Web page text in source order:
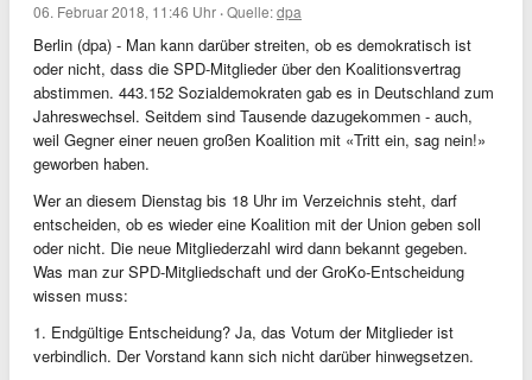
06. Februar 2018, 11:46 Uhr ·Quelle:dpa
Berlin (dpa) - Man kann darüber streiten, ob es demokratisch ist
oder nicht, dass die SPD-Mitglieder über den Koalitionsvertrag
abstimmen. 443.152 Sozialdemokraten gab es in Deutschland zum
Jahreswechsel. Seitdem sind Tausende dazugekommen - auch,
weil Gegner einer neuen großen Koalition mit «Tritt ein, sag nein!»
geworben haben.
Wer an diesem Dienstag bis 18 Uhr im Verzeichnis steht, darf
entscheiden, ob es wieder eine Koalition mit der Union geben soll
oder nicht. Die neue Mitgliederzahl wird dann bekannt gegeben.
Was man zur SPD-Mitgliedschaft und der GroKo-Entscheidung
wissen muss:
1. Endgültige Entscheidung? Ja, das Votum der Mitglieder ist
verbindlich. Der Vorstand kann sich nicht darüber hinwegsetzen.